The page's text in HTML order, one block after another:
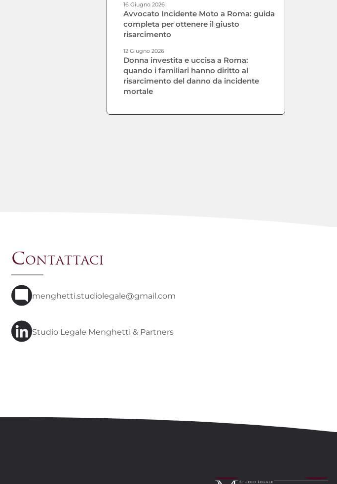
Avvocato Incidente Moto a Roma: guida
completa per ottenere il giusto
risarcimento
16 Giugno 2026
Donna investita e uccisa a Roma:
quando i familiari hanno diritto al
risarcimento del danno da incidente
mortale
12 Giugno 2026
Contattaci
menghetti.studiolegale@gmail.com
Studio Legale Menghetti & Partners